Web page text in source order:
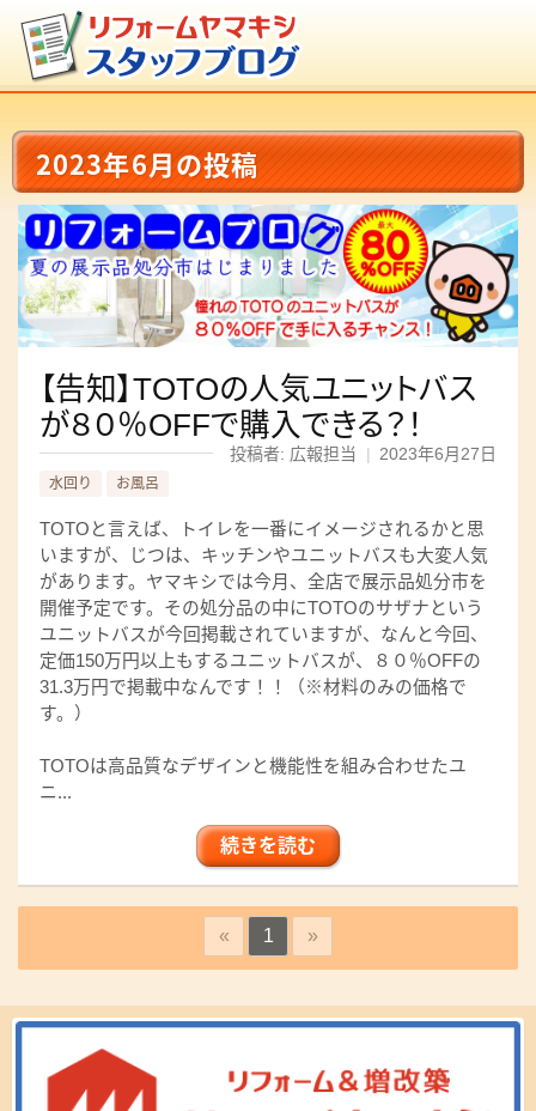
2023年6月の投稿
【告知】TOTOの人気ユニットバス
が８０％OFFで購入できる？！
投稿者: 広報担当 | 2023年6月27日
水回り お風呂
TOTOと言えば、トイレを一番にイメージされるかと思
いますが、じつは、キッチンやユニットバスも大変人気
があります。ヤマキシでは今月、全店で展示品処分市を
開催予定です。その処分品の中にTOTOのサザナという
ユニットバスが今回掲載されていますが、なんと今回、
定価150万円以上もするユニットバスが、８０％OFFの
31.3万円で掲載中なんです！！（※材料のみの価格で
す。）
TOTOは高品質なデザインと機能性を組み合わせたユ
ニ...
続きを読む
« 1 »